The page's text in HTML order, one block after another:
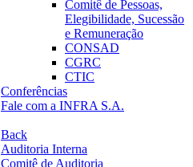
Comitê de Pessoas,
Elegibilidade, Sucessão
e Remuneração
CONSAD
CGRC
CTIC
Conferências
Fale com a INFRA S.A.
Back
Auditoria Interna
Comitê de Auditoria